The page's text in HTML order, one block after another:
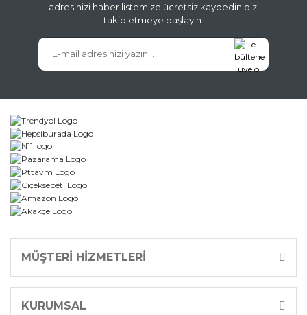
adresinizi haber listemize ücretsiz kaydedin bizi
takip etmeye başlayın.
MÜŞTERİ HİZMETLERİ
KURUMSAL